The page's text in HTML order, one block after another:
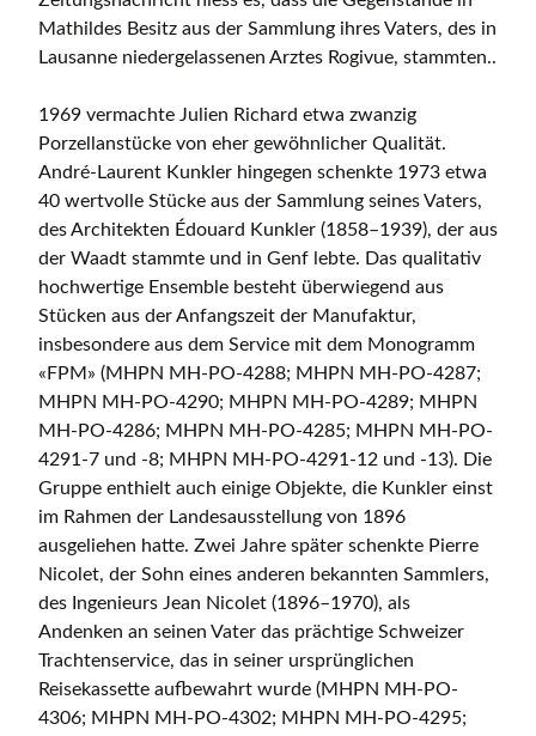
Mathildes Besitz aus der Sammlung ihres Vaters, des in
Lausanne niedergelassenen Arztes Rogivue, stammten..
1969 vermachte Julien Richard etwa zwanzig
Porzellanstücke von eher gewöhnlicher Qualität.
André-Laurent Kunkler hingegen schenkte 1973 etwa
40 wertvolle Stücke aus der Sammlung seines Vaters,
des Architekten Édouard Kunkler (1858–1939), der aus
der Waadt stammte und in Genf lebte. Das qualitativ
hochwertige Ensemble besteht überwiegend aus
Stücken aus der Anfangszeit der Manufaktur,
insbesondere aus dem Service mit dem Monogramm
«FPM» (MHPN MH-PO-4288; MHPN MH-PO-4287;
MHPN MH-PO-4290; MHPN MH-PO-4289; MHPN
MH-PO-4286; MHPN MH-PO-4285; MHPN MH-PO-
4291-7 und -8; MHPN MH-PO-4291-12 und -13). Die
Gruppe enthielt auch einige Objekte, die Kunkler einst
im Rahmen der Landesausstellung von 1896
ausgeliehen hatte. Zwei Jahre später schenkte Pierre
Nicolet, der Sohn eines anderen bekannten Sammlers,
des Ingenieurs Jean Nicolet (1896–1970), als
Andenken an seinen Vater das prächtige Schweizer
Trachtenservice, das in seiner ursprünglichen
Reisekassette aufbewahrt wurde (MHPN MH-PO-
4306; MHPN MH-PO-4302; MHPN MH-PO-4295;